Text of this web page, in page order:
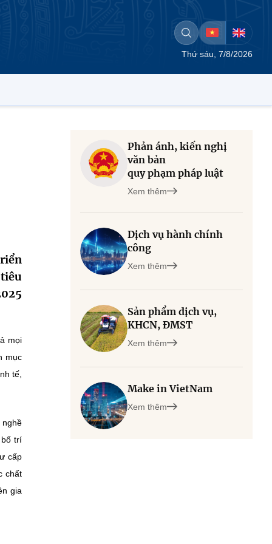
Thứ sáu, 7/8/2026
mọi
mục
tế,
nghề
bố trí
cấp
chất
gia
Phản ánh, kiến nghị
văn bản
quy phạm pháp luật
Xem thêm
Dịch vụ hành chính
công
Xem thêm
Sản phẩm dịch vụ,
KHCN, ĐMST
Xem thêm
Make in VietNam
Xem thêm